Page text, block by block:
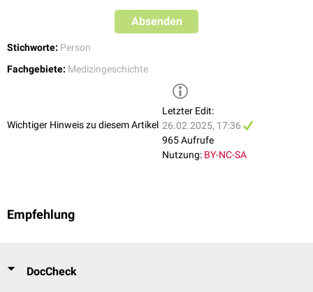
Absenden
Stichworte: Person
Fachgebiete: Medizingeschichte
Wichtiger Hinweis zu diesem Artikel
Letzter Edit:
26.02.2025, 17:36
965 Aufrufe
Nutzung: BY-NC-SA
Empfehlung
DocCheck